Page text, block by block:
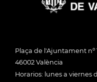
Plaça de l'Ajuntament nº
46002 València
Horarios: lunes a viernes